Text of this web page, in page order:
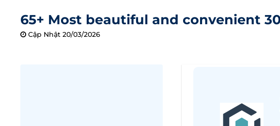
65+ Most beautiful and convenient
Cập Nhật 20/03/2026